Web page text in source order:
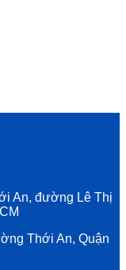
An, đường Lê Thị
Thới An, Quận